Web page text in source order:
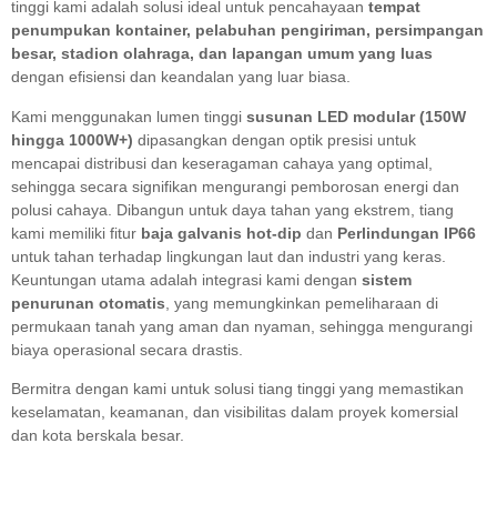
tinggi kami adalah solusi ideal untuk pencahayaan tempat
penumpukan kontainer, pelabuhan pengiriman, persimpangan
besar, stadion olahraga, dan lapangan umum yang luas
dengan efisiensi dan keandalan yang luar biasa.
Kami menggunakan lumen tinggi susunan LED modular (150W
hingga 1000W+) dipasangkan dengan optik presisi untuk
mencapai distribusi dan keseragaman cahaya yang optimal,
sehingga secara signifikan mengurangi pemborosan energi dan
polusi cahaya. Dibangun untuk daya tahan yang ekstrem, tiang
kami memiliki fitur baja galvanis hot-dip dan Perlindungan IP66
untuk tahan terhadap lingkungan laut dan industri yang keras.
Keuntungan utama adalah integrasi kami dengan sistem
penurunan otomatis , yang memungkinkan pemeliharaan di
permukaan tanah yang aman dan nyaman, sehingga mengurangi
biaya operasional secara drastis.
Bermitra dengan kami untuk solusi tiang tinggi yang memastikan
keselamatan, keamanan, dan visibilitas dalam proyek komersial
dan kota berskala besar.